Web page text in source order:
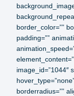
border_color=””
padding=””
image_id=”1044″
borderradius=””